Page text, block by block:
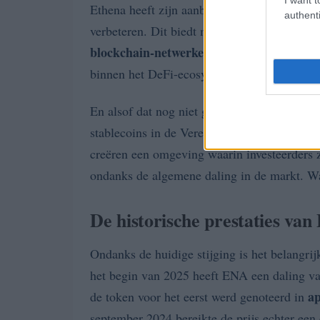
Ethena heeft zijn aanbod verder uitgebreid
verbeteren. Dit biedt nieuwe
blockchain-netwerken
binnen het DeFi-ecosysteem, wat ook een
En alsof dat nog niet genoeg is, opent de
stablecoins in de Verenigde Staten, wat
creëren een omgeving waarin
ondanks de algemene daling in de markt.
De historische prestaties van
Ondanks de huidige stijging is het
het begin van 2025 heeft ENA een daling
de token voor het eerst werd genoteerd in